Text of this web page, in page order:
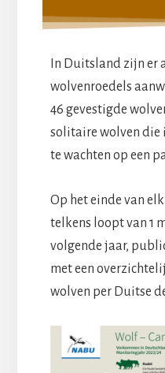
In Duitsland zijn er
wolvenroedels
46 gevestigde
solitaire wolven
te wachten op een
Op het einde van
telkens loopt van 1
volgende jaar,
met een
wolven per Duitse